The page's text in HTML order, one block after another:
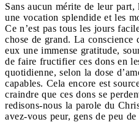
Sans aucun mérite de leur
une vocation splendide et les
Ce n’est pas tous les jours
chose de grand. La conscience
eux une immense gratitude,
de faire fructifier ces dons en
quotidienne, selon la dose
capables. Cela encore est
craindre que ces dons se
redisons-nous la parole du
avez-vous peur, gens de peu